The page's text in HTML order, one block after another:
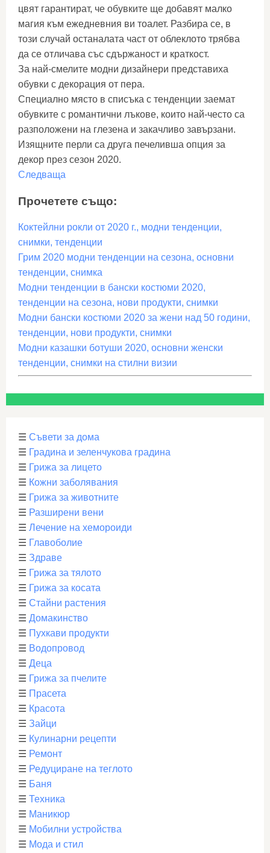
цвят гарантират, че обувките ще добавят малко
магия към ежедневния ви тоалет. Разбира се, в
този случай останалата част от облеклото трябва
да се отличава със сдържаност и краткост.
За най-смелите модни дизайнери представиха
обувки с декорация от пера.
Специално място в списъка с тенденции заемат
обувките с романтични лъкове, които най-често са
разположени на глезена и закачливо завързани.
Изящните перли са друга печеливша опция за
декор през сезон 2020.
Следваща
Прочетете също:
Коктейлни рокли от 2020 г., модни тенденции,
снимки, тенденции
Грим 2020 модни тенденции на сезона, основни
тенденции, снимка
Модни тенденции в бански костюми 2020,
тенденции на сезона, нови продукти, снимки
Модни бански костюми 2020 за жени над 50 години,
тенденции, нови продукти, снимки
Модни казашки ботуши 2020, основни женски
тенденции, снимки на стилни визии
☰ Съвети за дома
☰ Градина и зеленчукова градина
☰ Грижа за лицето
☰ Кожни заболявания
☰ Грижа за животните
☰ Разширени вени
☰ Лечение на хемороиди
☰ Главоболие
☰ Здраве
☰ Грижа за тялото
☰ Грижа за косата
☰ Стайни растения
☰ Домакинство
☰ Пухкави продукти
☰ Водопровод
☰ Деца
☰ Грижа за пчелите
☰ Прасета
☰ Красота
☰ Зайци
☰ Кулинарни рецепти
☰ Ремонт
☰ Редуциране на теглото
☰ Баня
☰ Техника
☰ Маникюр
☰ Мобилни устройства
☰ Мода и стил